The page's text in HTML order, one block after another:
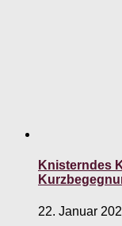
Knisterndes
22. Januar